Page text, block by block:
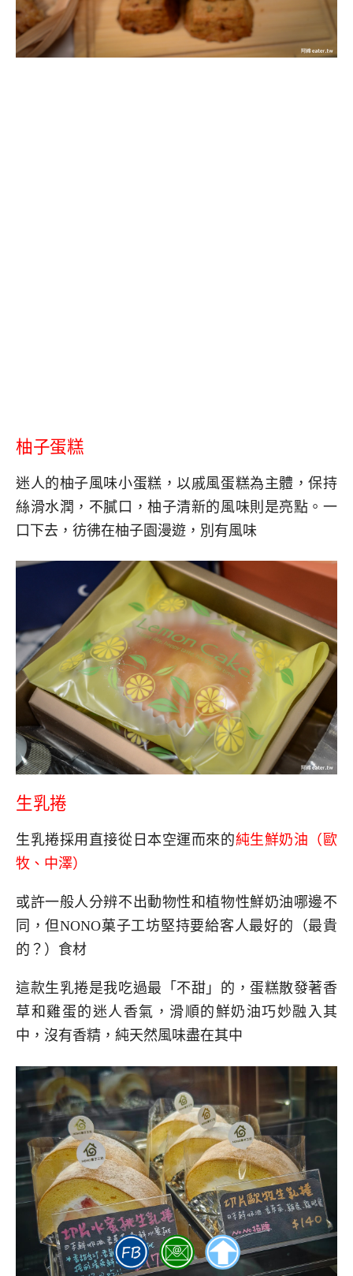
柚子蛋糕
迷人的柚子風味小蛋糕，以戚風蛋糕為主體，保持
絲滑水潤，不膩口，柚子清新的風味則是亮點。一
口下去，彷彿在柚子園漫遊，別有風味
生乳捲
生乳捲採用直接從日本空運而來的純生鮮奶油（歐
牧、中澤）
或許一般人分辨不出動物性和植物性鮮奶油哪邊不
同，但NONO菓子工坊堅持要給客人最好的（最貴
的？）食材
這款生乳捲是我吃過最「不甜」的，蛋糕散發著香
草和雞蛋的迷人香氣，滑順的鮮奶油巧妙融入其
中，沒有香精，純天然風味盡在其中